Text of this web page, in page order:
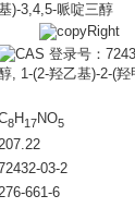
)-3,4,5-哌啶三醇
8H 17NO5
03-2
661-6